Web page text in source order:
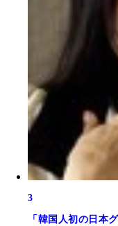
3
「韓国人初の日本